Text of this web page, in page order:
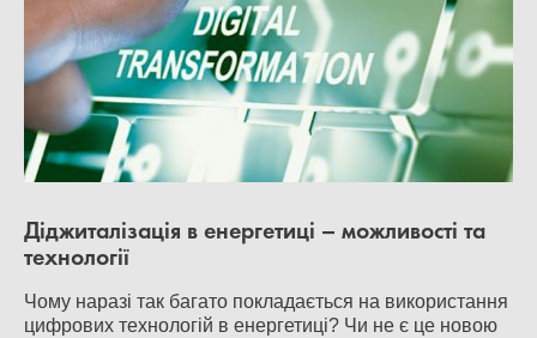
Діджиталізація в енергетиці – можливості та
технології
Чому наразі так багато покладається на використання
цифрових технологій в енергетиці? Чи не є це новою